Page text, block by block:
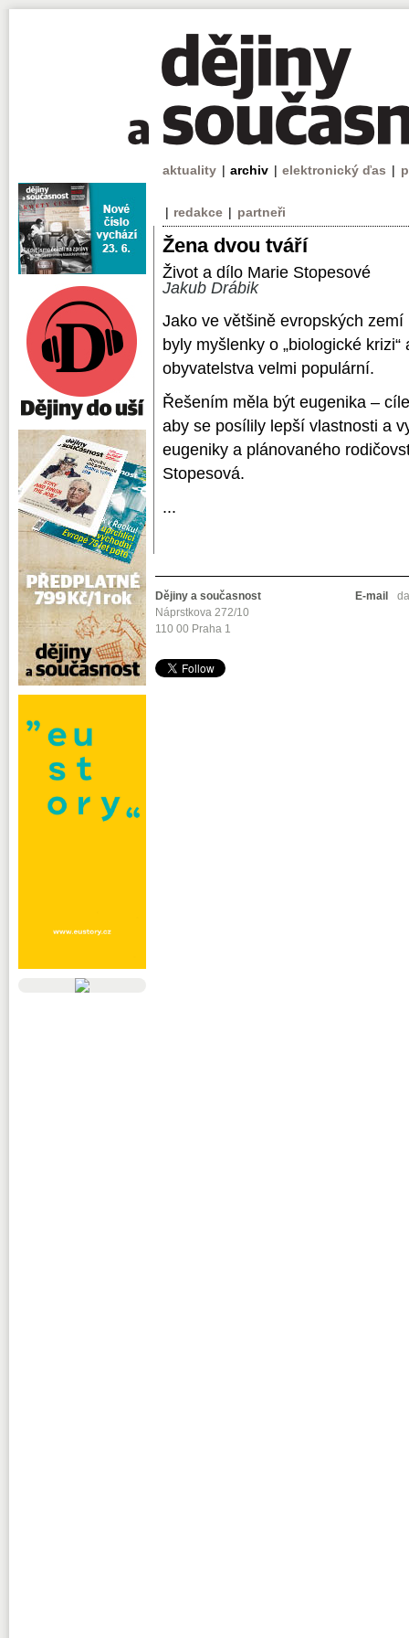
aktuality | archiv | elektronický ďas |
| redakce | partneři
Žena dvou tváří
Život a dílo Marie Stopesové
Jakub Drábik
Jako ve většině evropských
byly myšlenky o „biologické
obyvatelstva velmi populární.
Řešením měla být eugenika –
aby se posílily lepší vlastnosti a
eugeniky a plánovaného
Stopesová.
...
Dějiny a současnost
Náprstkova 272/10
110 00 Praha 1
E-mail